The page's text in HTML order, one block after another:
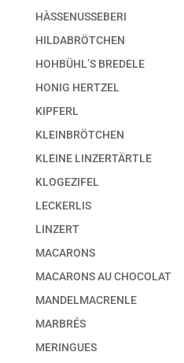
HÀSSENUSSEBERI
HILDABRÖTCHEN
HOHBÜHL’S BREDELE
HONIG HERTZEL
KIPFERL
KLEINBRÖTCHEN
KLEINE LINZERTÄRTLE
KLOGEZIFEL
LECKERLIS
LINZERT
MACARONS
MACARONS AU CHOCOLAT
MANDELMACRENLE
MARBRÉS
MERINGUES